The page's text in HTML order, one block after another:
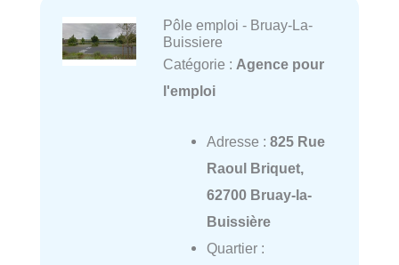
Pôle emploi - Bruay-La-
Buissiere
Catégorie : Agence pour
l'emploi
Adresse : 825 Rue
Raoul Briquet,
62700 Bruay-la-
Buissière
Quartier :